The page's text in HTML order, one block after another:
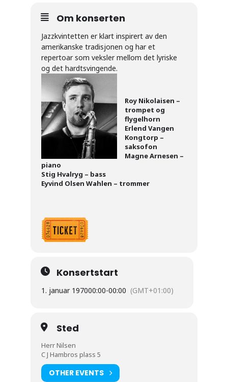
Om konserten
Jazzkvintetten er klart inspirert av den
amerikanske tradisjonen og har et
repertoar som veksler mellom det lyriske
og det hardtsvingende.
Roy Nikolaisen –
trompet og
flygelhorn
Erlend Vangen
Kongtorp –
saksofon
Magne Arnesen –
piano
Stig Hvalryg – bass
Eyvind Olsen Wahlen – trommer
Konsertstart
1. januar 197000:00-00:00 (GMT+01:00)
Sted
Herr Nilsen
C J Hambros plass 5
OTHER EVENTS